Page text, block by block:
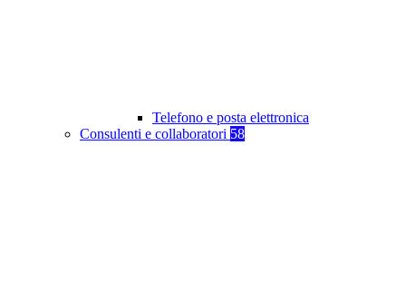
Telefono e posta elettronica
Consulenti e collaboratori 58